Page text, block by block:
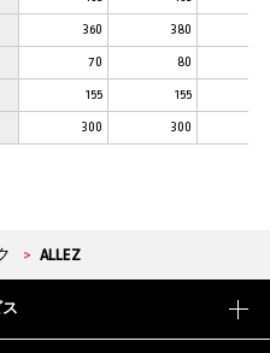
360 380
70 80
155 155
300 300
> ALLEZ